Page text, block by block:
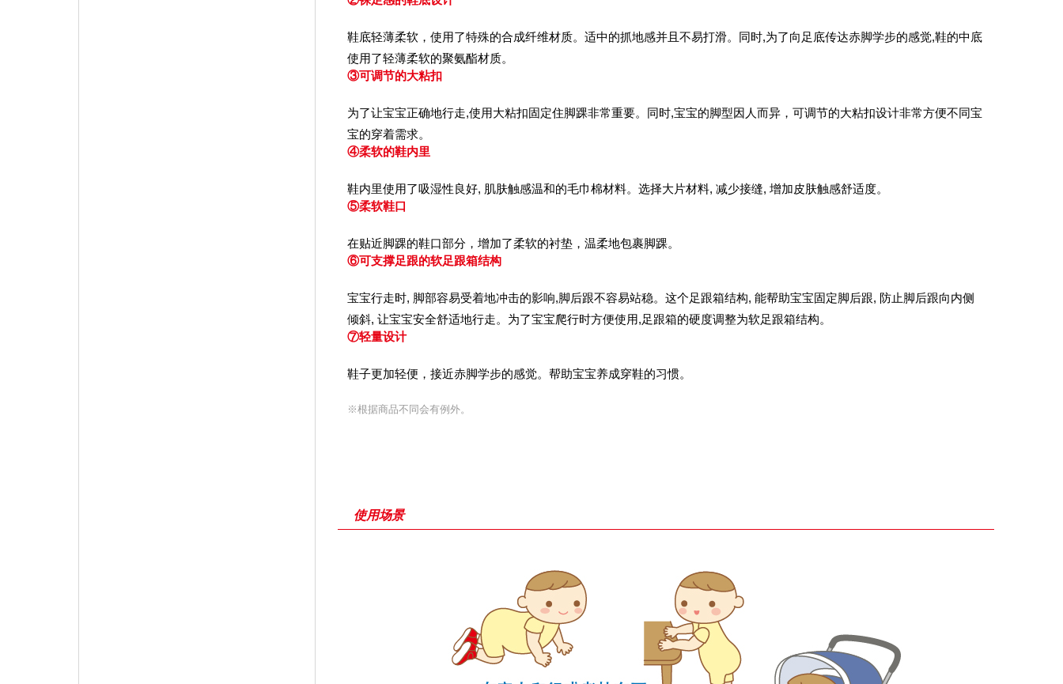
鞋底轻薄柔软，使用了特殊的合成纤维材质。适中的抓地感并且不易打滑。同时,为了向足底传达赤脚学步的感觉,鞋的中底
使用了轻薄柔软的聚氨酯材质。
③可调节的大粘扣
为了让宝宝正确地行走,使用大粘扣固定住脚踝非常重要。同时,宝宝的脚型因人而异，可调节的大粘扣设计非常方便不同宝
宝的穿着需求。
④柔软的鞋内里
鞋内里使用了吸湿性良好, 肌肤触感温和的毛巾棉材料。选择大片材料, 减少接缝, 增加皮肤触感舒适度。
⑤柔软鞋口
在贴近脚踝的鞋口部分，增加了柔软的衬垫，温柔地包裹脚踝。
⑥可支撑足跟的软足跟箱结构
宝宝行走时, 脚部容易受着地冲击的影响,脚后跟不容易站稳。这个足跟箱结构, 能帮助宝宝固定脚后跟, 防止脚后跟向内侧
倾斜, 让宝宝安全舒适地行走。为了宝宝爬行时方便使用,足跟箱的硬度调整为软足跟箱结构。
⑦轻量设计
鞋子更加轻便，接近赤脚学步的感觉。帮助宝宝养成穿鞋的习惯。
※根据商品不同会有例外。
使用场景